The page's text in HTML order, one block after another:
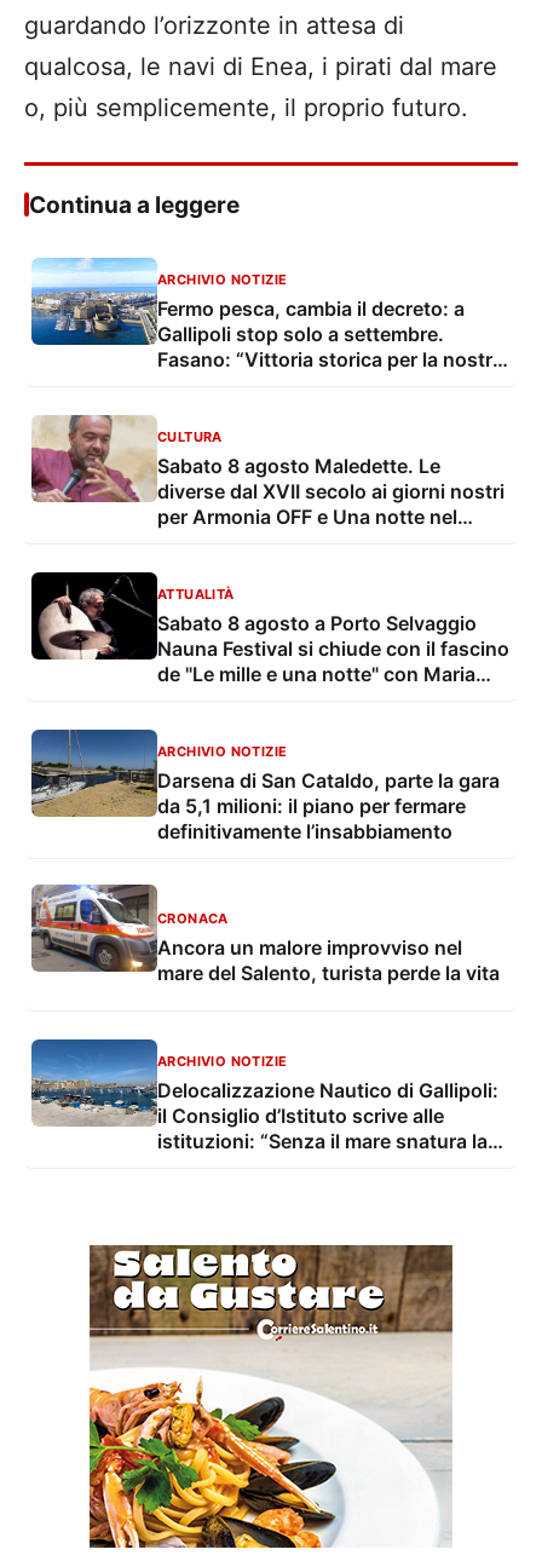
guardando l’orizzonte in attesa di
qualcosa, le navi di Enea, i pirati dal mare
o, più semplicemente, il proprio futuro.
Continua a leggere
ARCHIVIO NOTIZIE
Fermo pesca, cambia il decreto: a
Gallipoli stop solo a settembre.
Fasano: “Vittoria storica per la nostra
CULTURA
Sabato 8 agosto Maledette. Le
diverse dal XVII secolo ai giorni nostri
per Armonia OFF e Una notte nel
ATTUALITÀ
Sabato 8 agosto a Porto Selvaggio
Nauna Festival si chiude con il fascino
de "Le mille e una notte" con Maria
ARCHIVIO NOTIZIE
Darsena di San Cataldo, parte la gara
da 5,1 milioni: il piano per fermare
definitivamente l’insabbiamento
CRONACA
Ancora un malore improvviso nel
mare del Salento, turista perde la vita
ARCHIVIO NOTIZIE
Delocalizzazione Nautico di Gallipoli:
il Consiglio d’Istituto scrive alle
istituzioni: “Senza il mare snatura la